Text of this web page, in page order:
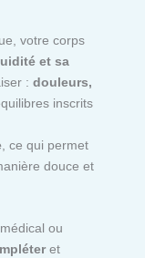
votre corps
et sa
: douleurs,
inscrits
, ce qui permet
douce et
ou
et